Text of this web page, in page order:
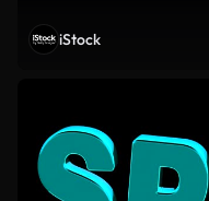
iStock